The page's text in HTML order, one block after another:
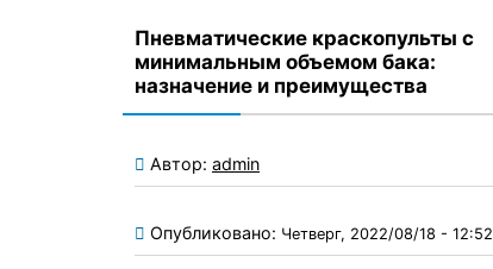
Пневматические краскопульты с
минимальным объемом бака:
назначение и преимущества
Автор: admin
Опубликовано: Четверг, 2022/08/18 - 12:52